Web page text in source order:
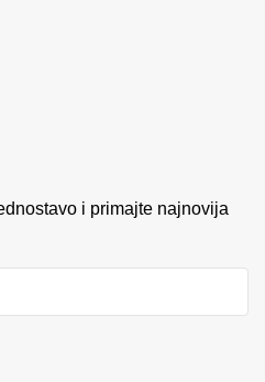
i primajte najnovija